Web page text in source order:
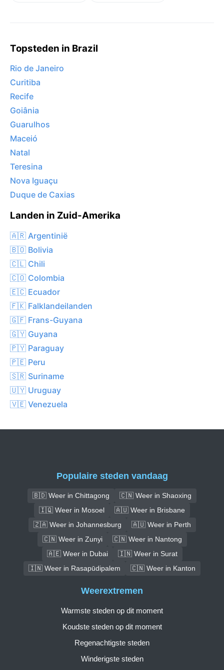
Topsteden in Brazil
Rio de Janeiro
Curitiba
Recife
Goiânia
Guarulhos
Maceió
Natal
Teresina
Nova Iguaçu
Duque de Caxias
Landen in Zuid-Amerika
🇦🇷 Argentinië
🇧🇴 Bolivia
🇨🇱 Chili
🇨🇴 Colombia
🇪🇨 Ecuador
🇫🇰 Falklandeilanden
🇬🇫 Frans-Guyana
🇬🇾 Guyana
🇵🇾 Paraguay
🇵🇪 Peru
🇸🇷 Suriname
🇺🇾 Uruguay
🇻🇪 Venezuela
Populaire steden vandaag
🇧🇩 Weer in Chittagong
🇨🇳 Weer in Shaoxing
🇮🇶 Weer in Mosoel
🇦🇺 Weer in Brisbane
🇿🇦 Weer in Johannesburg
🇦🇺 Weer in Perth
🇨🇳 Weer in Zunyi
🇨🇳 Weer in Nantong
🇦🇪 Weer in Dubai
🇮🇳 Weer in Surat
🇮🇳 Weer in Rasapūdipalem
🇨🇳 Weer in Kanton
Weerextremen
Warmste steden op dit moment
Koudste steden op dit moment
Regenachtigste steden
Winderigste steden